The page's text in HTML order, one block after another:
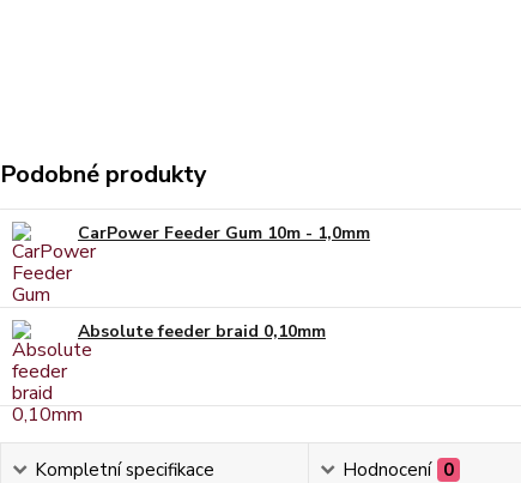
Podobné produkty
CarPower Feeder Gum 10m - 1,0mm
Absolute feeder braid 0,10mm
Kompletní specifikace Hodnocení 0